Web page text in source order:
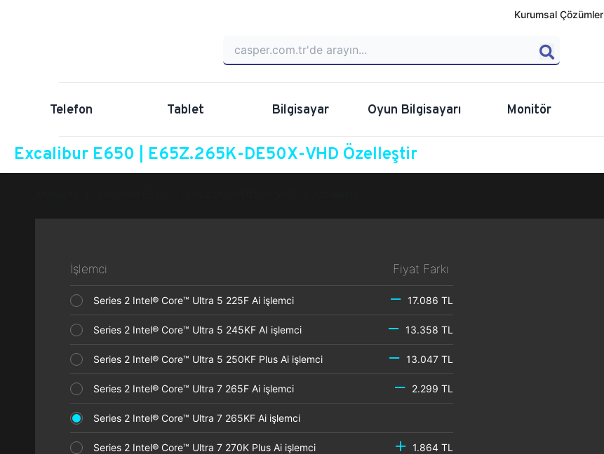
Kurumsal Çözümler
Telefon Tablet Bilgisayar Oyun Bilgisayarı Monitör
Excalibur E650 | E65Z.265K-DE50X-VHD Özelleştir
İşlemci Fiyat Farkı
Series 2 Intel® Core™ Ultra 5 225F Ai işlemci 17.086 TL
Series 2 Intel® Core™ Ultra 5 245KF AI işlemci 13.358 TL
Series 2 Intel® Core™ Ultra 5 250KF Plus Ai işlemci 13.047 TL
Series 2 Intel® Core™ Ultra 7 265F Ai işlemci 2.299 TL
Series 2 Intel® Core™ Ultra 7 265KF Ai işlemci
Series 2 Intel® Core™ Ultra 7 270K Plus Ai işlemci 1.864 TL